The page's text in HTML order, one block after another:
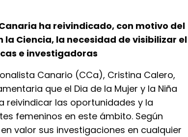
ha reivindicado, con motivo del
la Ciencia, la necesidad de visibilizar el
e investigadoras
Canario (CCa), Cristina Calero,
que el Dia de la Mujer y la Niña
reivindicar las oportunidades y la
femeninos en este ámbito. Según
valor sus investigaciones en cualquier